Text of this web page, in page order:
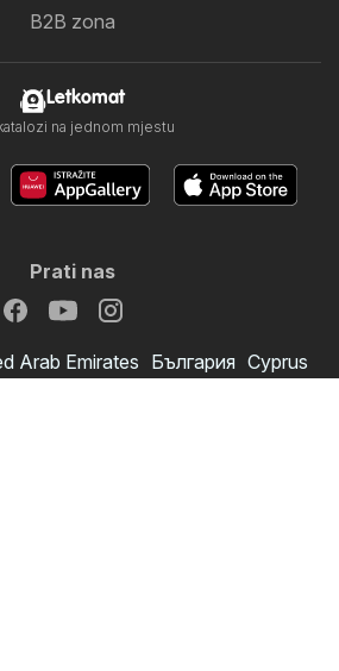
B2B zona
Letkomat
na jednom mjestu
Prati nas
Arab Emirates България Cyprus